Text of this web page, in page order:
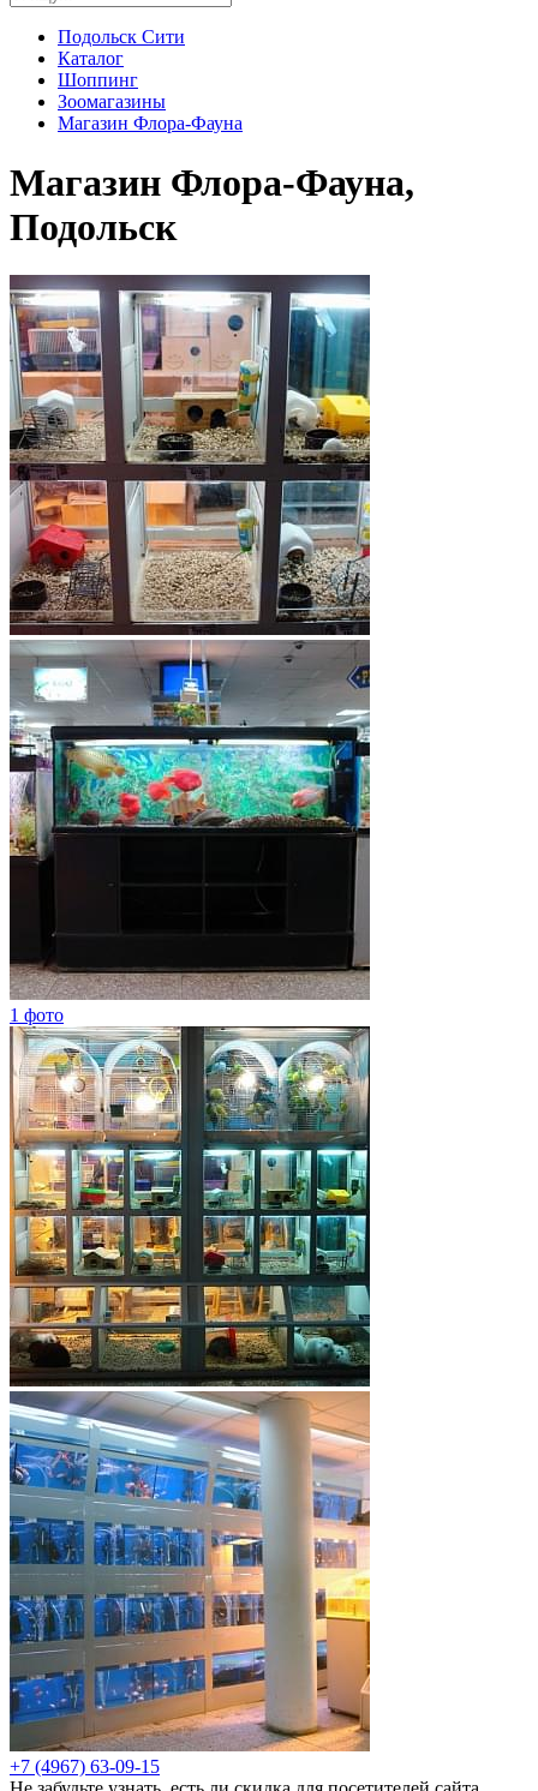
Подольск Сити
Каталог
Шоппинг
Зоомагазины
Магазин Флора-Фауна
Магазин Флора-Фауна,
Подольск
1 фото
+7 (4967) 63-09-15